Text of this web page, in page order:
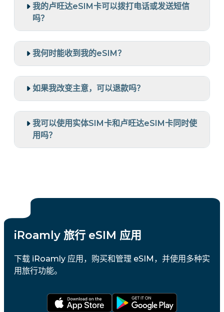
我的卢旺达eSIM卡可以拨打电话或发送短信
吗？
我何时能收到我的eSIM？
如果我改变主意，可以退款吗？
我可以使用实体SIM卡和卢旺达eSIM卡同时使
用吗？
iRoamly 旅行 eSIM 应用
下载 iRoamly 应用，购买和管理 eSIM，并使用多种实
用旅行功能。